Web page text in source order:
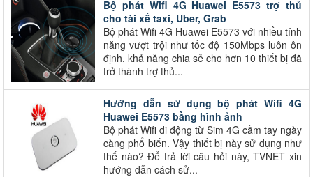
Bộ phát Wifi 4G Huawei E5573 trợ thủ
cho tài xế taxi, Uber, Grab
Bộ phát Wifi 4G Huawei E5573 với nhiều tính
năng vượt trội như tốc độ 150Mbps luôn ôn
định, khả năng chia sẻ cho hơn 10 thiết bị đã
trở thành trợ thủ...
Hướng dẫn sử dụng bộ phát Wifi 4G
Huawei E5573 bằng hình ảnh
Bộ phát Wifi di động từ Sim 4G cầm tay ngày
càng phổ biến. Vậy thiết bị này sử dụng như
thế nào? Để trả lời câu hỏi này, TVNET xin
hướng dẫn cách sử...